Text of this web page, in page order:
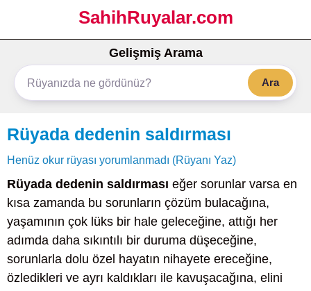
SahihRuyalar.com
Gelişmiş Arama
Ara
Rüyada dedenin saldırması
Henüz okur rüyası yorumlanmadı (Rüyanı Yaz)
Rüyada dedenin saldırması eğer sorunlar varsa en
kısa zamanda bu sorunların çözüm bulacağına,
yaşamının çok lüks bir hale geleceğine, attığı her
adımda daha sıkıntılı bir duruma düşeceğine,
sorunlarla dolu özel hayatın nihayete ereceğine,
özledikleri ve ayrı kaldıkları ile kavuşacağına, elini